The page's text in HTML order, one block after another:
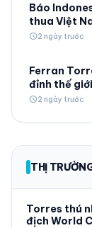
Báo
thua Việt
schedule2 ngày trước
Ferran
đỉnh thế giới
schedule2 ngày trước
THỊ
Torres thú
địch World